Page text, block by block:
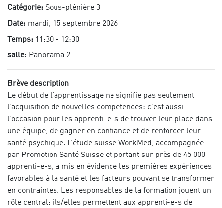
Catégorie: Sous-plénière 3
Date: mardi, 15 septembre 2026
Temps: 11:30 - 12:30
salle: Panorama 2
Brève description
Le début de l’apprentissage ne signifie pas seulement
l’acquisition de nouvelles compétences: c’est aussi
l’occasion pour les apprenti-e-s de trouver leur place dans
une équipe, de gagner en confiance et de renforcer leur
santé psychique. L’étude suisse WorkMed, accompagnée
par Promotion Santé Suisse et portant sur près de 45 000
apprenti-e-s, a mis en évidence les premières expériences
favorables à la santé et les facteurs pouvant se transformer
en contraintes. Les responsables de la formation jouent un
rôle central: ils/elles permettent aux apprenti-e-s de